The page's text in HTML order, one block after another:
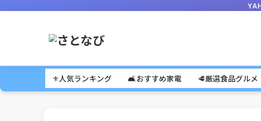
⚜️人気ランキング 🛋️おすすめ家電 🥩厳選食品グルメ